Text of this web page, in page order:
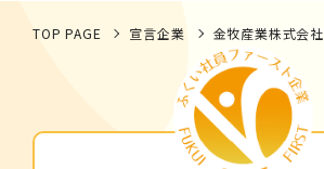
TOP PAGE 宣言企業 金牧産業株式会社